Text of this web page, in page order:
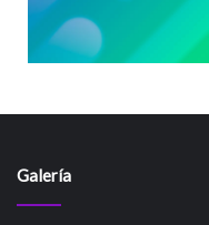
Galería